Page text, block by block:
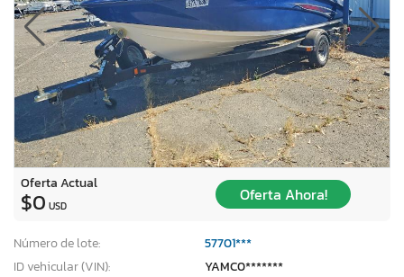
Oferta Actual
$0 USD
Oferta Ahora!
Número de lote:
57701***
ID vehicular (VIN):
YAMC0*******